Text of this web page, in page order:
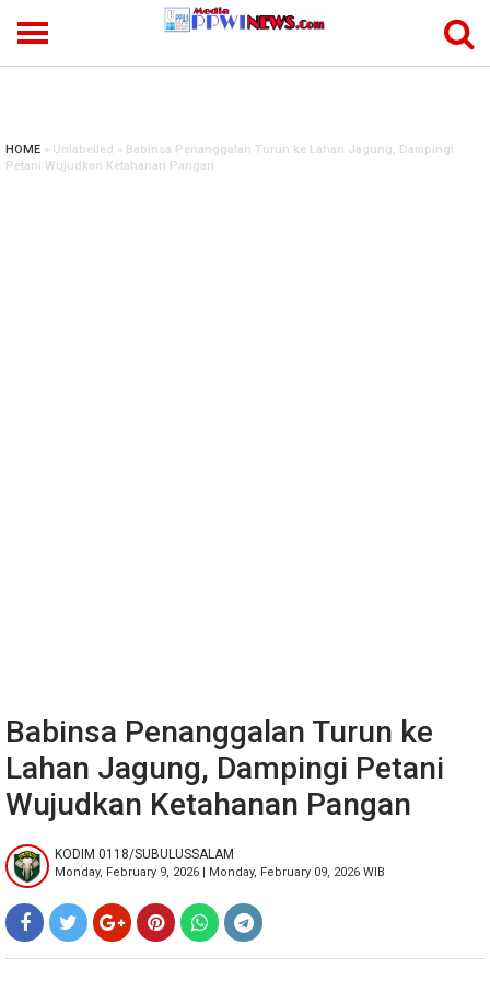
HOME » Unlabelled » Babinsa Penanggalan Turun ke Lahan Jagung, Dampingi
Petani Wujudkan Ketahanan Pangan
Babinsa Penanggalan Turun ke
Lahan Jagung, Dampingi Petani
Wujudkan Ketahanan Pangan
KODIM 0118/SUBULUSSALAM
Monday, February 9, 2026 | Monday, February 09, 2026 WIB